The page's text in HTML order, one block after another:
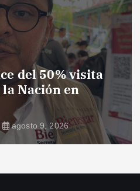
del 50% visita
Nación en
agosto 9, 2026